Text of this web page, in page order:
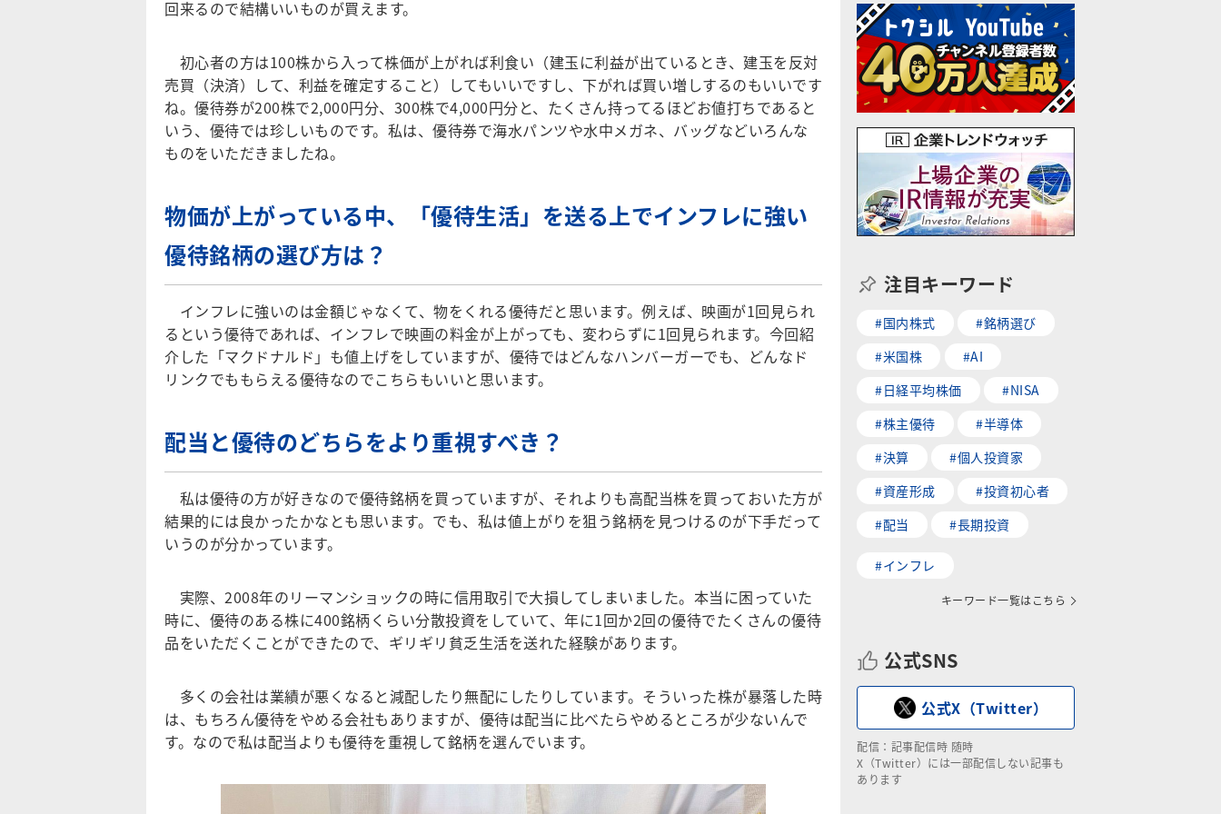
回来るので結構いいものが買えます。
初心者の方は100株から入って株価が上がれば利食い（建玉に利益が出ているとき、建玉を反対
売買（決済）して、利益を確定すること）してもいいですし、下がれば買い増しするのもいいです
ね。優待券が200株で2,000円分、300株で4,000円分と、たくさん持ってるほどお値打ちであると
いう、優待では珍しいものです。私は、優待券で海水パンツや水中メガネ、バッグなどいろんな
ものをいただきましたね。
物価が上がっている中、「優待生活」を送る上でインフレに強い
優待銘柄の選び方は？
インフレに強いのは金額じゃなくて、物をくれる優待だと思います。例えば、映画が1回見られ
るという優待であれば、インフレで映画の料金が上がっても、変わらずに1回見られます。今回紹
介した「マクドナルド」も値上げをしていますが、優待ではどんなハンバーガーでも、どんなド
リンクでももらえる優待なのでこちらもいいと思います。
配当と優待のどちらをより重視すべき？
私は優待の方が好きなので優待銘柄を買っていますが、それよりも高配当株を買っておいた方が
結果的には良かったかなとも思います。でも、私は値上がりを狙う銘柄を見つけるのが下手だって
いうのが分かっています。
実際、2008年のリーマンショックの時に信用取引で大損してしまいました。本当に困っていた
時に、優待のある株に400銘柄くらい分散投資をしていて、年に1回か2回の優待でたくさんの優待
品をいただくことができたので、ギリギリ貧乏生活を送れた経験があります。
多くの会社は業績が悪くなると減配したり無配にしたりしています。そういった株が暴落した時
は、もちろん優待をやめる会社もありますが、優待は配当に比べたらやめるところが少ないんで
す。なので私は配当よりも優待を重視して銘柄を選んでいます。
注目キーワード
#国内株式
#銘柄選び
#米国株
#AI
#日経平均株価
#NISA
#株主優待
#半導体
#決算
#個人投資家
#資産形成
#投資初心者
#配当
#長期投資
#インフレ
キーワード一覧はこちら
公式SNS
公式X（Twitter）
配信：記事配信時 随時
X（Twitter）には一部配信しない記事も
あります